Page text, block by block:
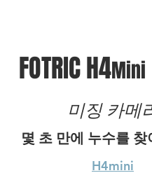
FOTRIC H4Mini
미징 카메
몇 초 만에 누수를
H4mini